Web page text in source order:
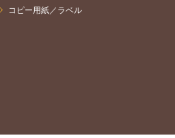
コピー用紙／ラベル